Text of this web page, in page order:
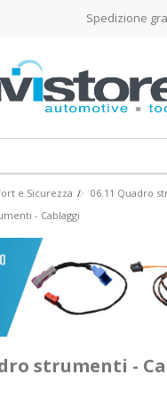
Spedizione
e Sicurezza
06.11 Quadro
- Cablaggi
strumenti -